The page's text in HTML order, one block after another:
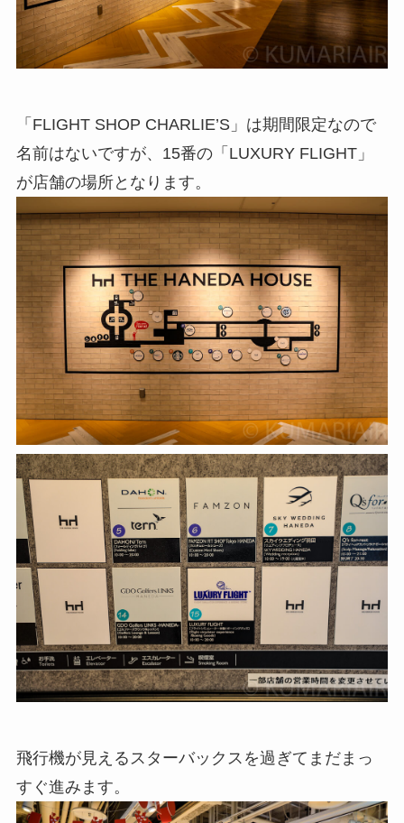
「FLIGHT SHOP CHARLIE’S」は期間限定なので
名前はないですが、15番の「LUXURY FLIGHT」
が店舗の場所となります。
飛行機が見えるスターバックスを過ぎてまだまっ
すぐ進みます。